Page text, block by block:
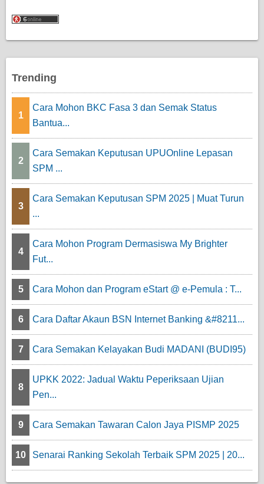
Trending
1
Cara Mohon BKC Fasa 3 dan Semak Status
Bantua...
2
Cara Semakan Keputusan UPUOnline Lepasan
SPM ...
3
Cara Semakan Keputusan SPM 2025 | Muat Turun
...
4
Cara Mohon Program Dermasiswa My Brighter
Fut...
5 Cara Mohon dan Program eStart @ e-Pemula : T...
6 Cara Daftar Akaun BSN Internet Banking &#8211...
7 Cara Semakan Kelayakan Budi MADANI (BUDI95)
8
UPKK 2022: Jadual Waktu Peperiksaan Ujian
Pen...
9 Cara Semakan Tawaran Calon Jaya PISMP 2025
10 Senarai Ranking Sekolah Terbaik SPM 2025 | 20...